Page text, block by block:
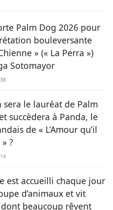
Palm Dog 2026 pour
bouleversante
» (« La Perra »)
Sotomayor
sera le lauréat de Palm
succèdera à Panda, le
de « L’Amour qu’il
?
est accueilli chaque jour
d’animaux et vit
dont beaucoup rêvent